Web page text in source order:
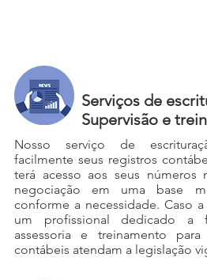
Serviços de
Supervisão e
Nosso serviço de
facilmente seus registros
terá acesso aos seus números
negociação em uma base
conforme a necessidade. Caso
um profissional dedicado a
assessoria e treinamento
contábeis atendam a legislação